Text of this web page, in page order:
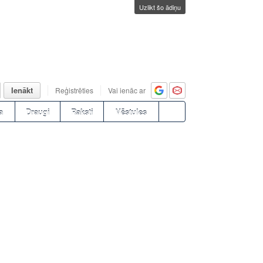
Uzlikt šo ādiņu
Ienākt Reģistrēties Vai ienāc ar
Draugi Raksti Vēstules